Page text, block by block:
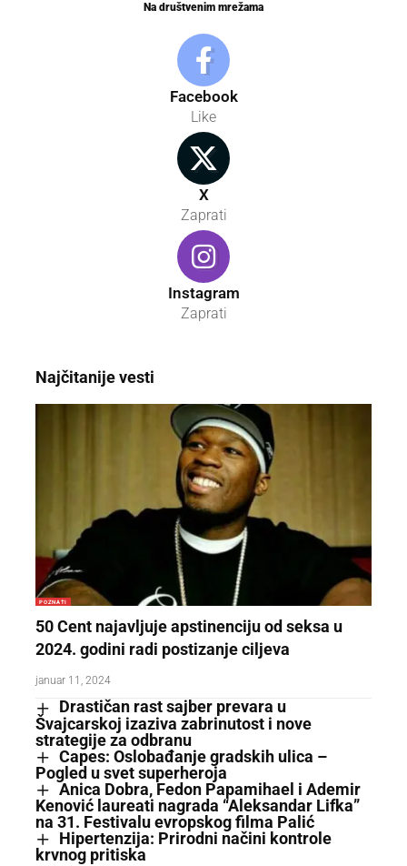
Na društvenim mrežama
Facebook
Like
X
Zaprati
Instagram
Zaprati
Najčitanije vesti
POZNATI
50 Cent najavljuje apstinenciju od seksa u
2024. godini radi postizanje ciljeva
januar 11, 2024
Drastičan rast sajber prevara u
Švajcarskoj izaziva zabrinutost i nove
strategije za odbranu
Capes: Oslobađanje gradskih ulica –
Pogled u svet superheroja
Anica Dobra, Fedon Papamihael i Ademir
Kenović laureati nagrada “Aleksandar Lifka”
na 31. Festivalu evropskog filma Palić
Hipertenzija: Prirodni načini kontrole
krvnog pritiska